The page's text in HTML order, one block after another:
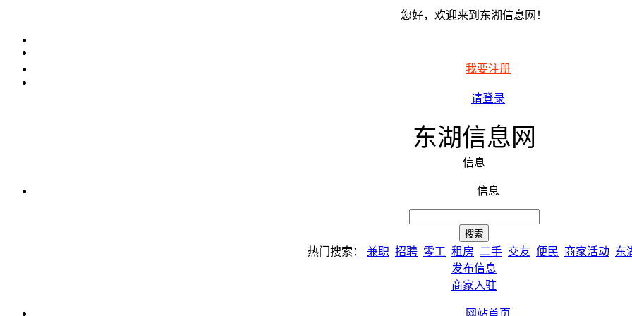
您好，欢迎来到东湖信息网！
我要注册
请登录
东湖信息网
信息
信息
热门搜索： 兼职 招聘 零工 租房 二手 交友 便民 商家活动 东
发布信息
商家入驻
网站首页